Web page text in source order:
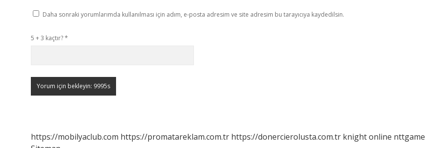
Daha sonraki yorumlarımda kullanılması için adım, e-posta adresim ve site adresim bu tarayıcıya kaydedilsin.
5 + 3 kaçtır?*
https://mobilyaclub.com https://promatareklam.com.tr https://donercierolusta.com.tr knight online nttgame